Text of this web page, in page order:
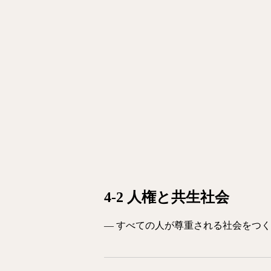
4-2 人権と共生社会
― すべての人が尊重される社会をつ